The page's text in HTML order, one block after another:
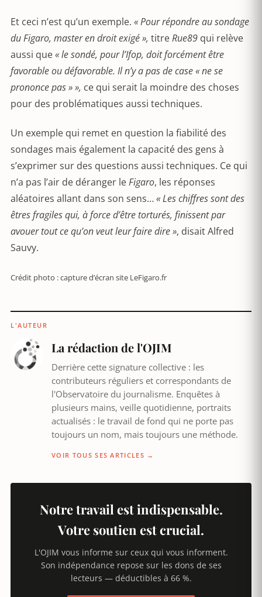
Et ceci n’est qu’un exemple. « Pour répondre au sondage
du Figaro, master en droit exigé », titreRue89 qui relève
aussi que« le sondé, pour l’Ifop, doit forcément être
favorable ou défavorable. Il n’y a pas de case « ne se
prononce pas » », ce qui serait la moindre des choses
pour des problématiques aussi techniques.
Un exemple qui remet en question la fiabilité des
sondages mais également la capacité des gens à
s’exprimer sur des questions aussi techniques. Ce qui
n’a pas l’air de déranger leFigaro, les réponses
aléatoires allant dans son sens…« Les chiffres sont des
êtres fragiles qui, à force d’être torturés, finissent par
avouer tout ce qu’on veut leur faire dire », disait Alfred
Sauvy.
Crédit photo : capture d’écran site LeFigaro.fr
L'AUTEUR
La rédaction de l'OJIM
Derrière cette signature collective : les
contributeurs réguliers et correspondants de
l'Observatoire du journalisme. Enquêtes à
plusieurs mains, veille quotidienne, portraits
actualisés : le travail de fond qui ne porte pas
toujours un nom, mais toujours une méthode.
VOIR TOUS SES ARTICLES →
Notre travail est indispensable.
Votre soutien est crucial.
L'OJIM vous informe sur ceux qui vous informent.
Son indépendance repose sur les dons de ses
lecteurs — déductibles à 66 %.